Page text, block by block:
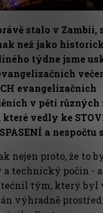
stalo v Zambii,
než jako
týdne jsme
evangelizačních
v pěti různých
které vedly ke
a nespočtu
nejen proto, že to
technický počin -
tým, který byl
výhradně